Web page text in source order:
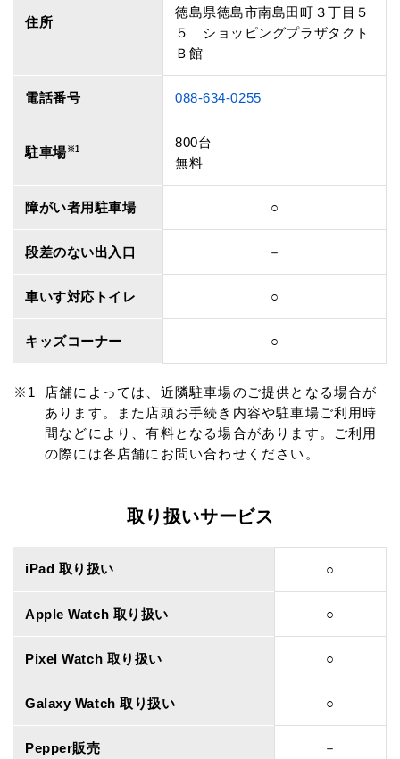
住所
徳島県徳島市南島田町３丁目５
５ ショッピングプラザタクト
Ｂ館
電話番号 088-634-0255
駐車場※1
800台
無料
障がい者用駐車場 ○
段差のない出入口 －
車いす対応トイレ ○
キッズコーナー ○
店舗によっては、近隣駐車場のご提供となる場合が
あります。また店頭お手続き内容や駐車場ご利用時
間などにより、有料となる場合があります。ご利用
の際には各店舗にお問い合わせください。
取り扱いサービス
iPad 取り扱い ○
Apple Watch 取り扱い ○
Pixel Watch 取り扱い ○
Galaxy Watch 取り扱い ○
Pepper販売 －